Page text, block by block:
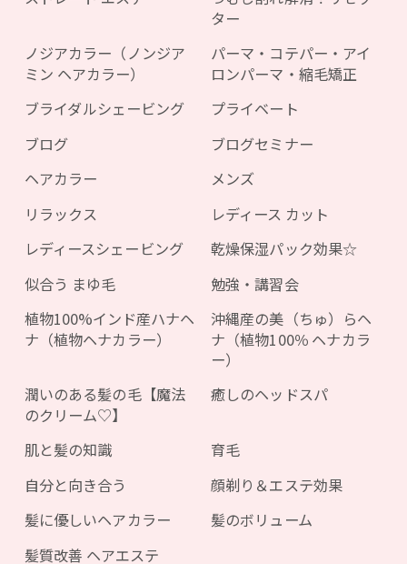
ター
ノジアカラー（ノンジア
ミン ヘアカラー）
パーマ・コテパー・アイ
ロンパーマ・縮毛矯正
ブライダルシェービング
プライベート
ブログ
ブログセミナー
ヘアカラー
メンズ
リラックス
レディース カット
レディースシェービング
乾燥保湿パック効果☆
似合う まゆ毛
勉強・講習会
植物100%インド産ハナヘ
ナ（植物ヘナカラー）
沖縄産の美（ちゅ）らヘ
ナ（植物100％ ヘナカラ
ー）
潤いのある髪の毛【魔法
のクリーム♡】
癒しのヘッドスパ
肌と髪の知識
育毛
自分と向き合う
顔剃り＆エステ効果
髪に優しいヘアカラー
髪のボリューム
髪質改善 ヘアエステ